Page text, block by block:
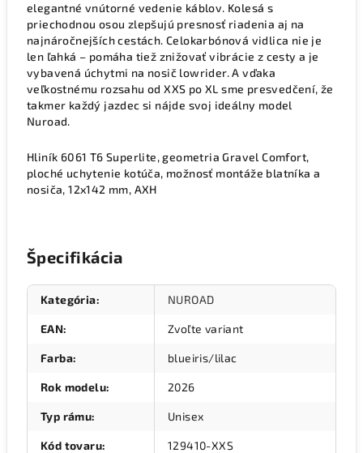
elegantné vnútorné vedenie káblov. Kolesá s
priechodnou osou zlepšujú presnosť riadenia aj na
najnáročnejších cestách. Celokarbónová vidlica nie je
len ľahká – pomáha tiež znižovať vibrácie z cesty a je
vybavená úchytmi na nosič lowrider. A vďaka
veľkostnému rozsahu od XXS po XL sme presvedčení, že
takmer každý jazdec si nájde svoj ideálny model
Nuroad.
Hliník 6061 T6 Superlite, geometria Gravel Comfort,
ploché uchytenie kotúča, možnosť montáže blatníka a
nosiča, 12x142 mm, AXH
Špecifikácia
Kategória: NUROAD
EAN: Zvoľte variant
Farba: blueiris/lilac
Rok modelu: 2026
Typ rámu: Unisex
Kód tovaru: 129410-XXS